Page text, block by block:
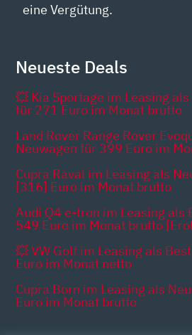
eine Vergütung.
Neueste Deals
💥 Kia Sportage im Leasing
für 271 Euro im Monat brutto
Land Rover Range Rover
Neuwagen für 399 Euro im
Cupra Raval im Leasing als
[316] Euro im Monat brutto
Audi Q4 e-tron im Leasing als
549 Euro im Monat brutto
💥 VW Golf im Leasing als
Euro im Monat netto
Cupra Born im Leasing als
Euro im Monat brutto